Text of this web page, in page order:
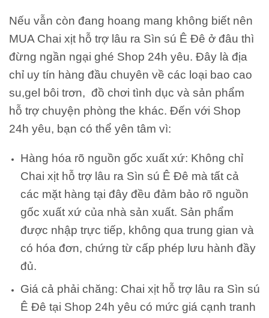
Nếu vẫn còn đang hoang mang không biết nên
MUA Chai xịt hỗ trợ lâu ra Sìn sú Ê Đê ở đâu thì
đừng ngần ngại ghé Shop 24h yêu. Đây là địa
chỉ uy tín hàng đầu chuyên về các loại bao cao
su,gel bôi trơn, đồ chơi tình dục và sản phẩm
hỗ trợ chuyện phòng the khác. Đến với Shop
24h yêu, bạn có thể yên tâm vì:
Hàng hóa rõ nguồn gốc xuất xứ: Không chỉ
Chai xịt hỗ trợ lâu ra Sìn sú Ê Đê mà tất cả
các mặt hàng tại đây đều đảm bảo rõ nguồn
gốc xuất xứ của nhà sản xuất. Sản phẩm
được nhập trực tiếp, không qua trung gian và
có hóa đơn, chứng từ cấp phép lưu hành đầy
đủ.
Giá cả phải chăng: Chai xịt hỗ trợ lâu ra Sìn sú
Ê Đê tại Shop 24h yêu có mức giá cạnh tranh